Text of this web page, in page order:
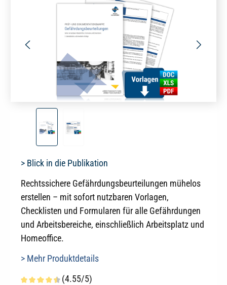
> Blick in die Publikation
Rechtssichere Gefährdungsbeurteilungen mühelos
erstellen – mit sofort nutzbaren Vorlagen,
Checklisten und Formularen für alle Gefährdungen
und Arbeitsbereiche, einschließlich Arbeitsplatz und
Homeoffice.
> Mehr Produktdetails
(4.55/5)